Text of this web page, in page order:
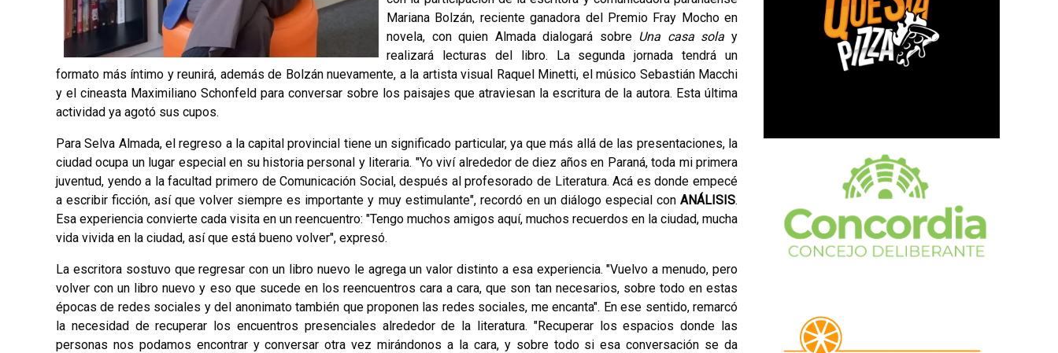
Mariana Bolzán, reciente ganadora del Premio Fray Mocho en
novela, con quien Almada dialogará sobre Una casa sola y
realizará lecturas del libro. La segunda jornada tendrá un
formato más íntimo y reunirá, además de Bolzán nuevamente, a la artista visual Raquel Minetti, el músico Sebastián Macchi
y el cineasta Maximiliano Schonfeld para conversar sobre los paisajes que atraviesan la escritura de la autora. Esta última
actividad ya agotó sus cupos.
Para Selva Almada, el regreso a la capital provincial tiene un significado particular, ya que más allá de las presentaciones, la
ciudad ocupa un lugar especial en su historia personal y literaria. "Yo viví alrededor de diez años en Paraná, toda mi primera
juventud, yendo a la facultad primero de Comunicación Social, después al profesorado de Literatura. Acá es donde empecé
a escribir ficción, así que volver siempre es importante y muy estimulante", recordó en un diálogo especial con ANÁLISIS.
Esa experiencia convierte cada visita en un reencuentro: "Tengo muchos amigos aquí, muchos recuerdos en la ciudad, mucha
vida vivida en la ciudad, así que está bueno volver", expresó.
La escritora sostuvo que regresar con un libro nuevo le agrega un valor distinto a esa experiencia. "Vuelvo a menudo, pero
volver con un libro nuevo y eso que sucede en los reencuentros cara a cara, que son tan necesarios, sobre todo en estas
épocas de redes sociales y del anonimato también que proponen las redes sociales, me encanta". En ese sentido, remarcó
la necesidad de recuperar los encuentros presenciales alrededor de la literatura. "Recuperar los espacios donde las
personas nos podamos encontrar y conversar otra vez mirándonos a la cara, y sobre todo si esa conversación se da